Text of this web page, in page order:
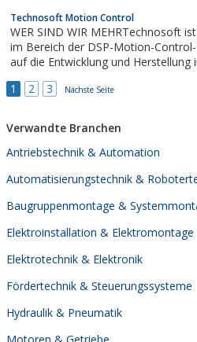
Technosoft Motion Control
WER SIND WIR MEHRTechnosoft
im Bereich der DSP-Motion-
auf die Entwicklung und Herstellung
spezialisiert.WAS WIR TUN MEHR
1 2 3 Nächste Seite
Verwandte Branchen
Antriebstechnik & Automation
Automatisierungstechnik &
Baugruppenmontage &
Elektroinstallation & Elektromontage
Elektrotechnik & Elektronik
Fördertechnik & Steuerungssysteme
Hydraulik & Pneumatik